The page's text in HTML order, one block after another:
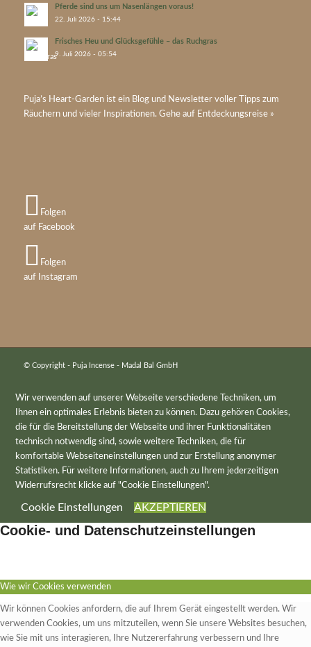
Pferde sind uns um Nasenlängen voraus!
22. Juli 2026 - 15:44
Frisches Heu und Glücksgefühle – das Ruchgras
9. Juli 2026 - 05:54
Puja’s Heart-Gardenist ein Blog und Newsletter voller Tipps zum
Räuchern und vieler Inspirationen. Gehe auf Entdeckungsreise »
Folgen
auf Facebook
Folgen
auf Instagram
© Copyright - Puja Incense - Madal Bal GmbH
Wir verwenden auf unserer Webseite verschiedene Techniken, um
Ihnen ein optimales Erlebnis bieten zu können. Dazu gehören Cookies,
die für die Bereitstellung der Webseite und ihrer Funktionalitäten
technisch notwendig sind, sowie weitere Techniken, die für
komfortable Webseiteneinstellungen und zur Erstellung anonymer
Statistiken. Für weitere Informationen, auch zu Ihrem jederzeitigen
Widerrufsrecht klicke auf "Cookie Einstellungen".
Cookie Einstellungen AKZEPTIEREN
Cookie- und Datenschutzeinstellungen
Wie wir Cookies verwenden
Wir können Cookies anfordern, die auf Ihrem Gerät eingestellt werden. Wir
verwenden Cookies, um uns mitzuteilen, wenn Sie unsere Websites besuchen,
wie Sie mit uns interagieren, Ihre Nutzererfahrung verbessern und Ihre